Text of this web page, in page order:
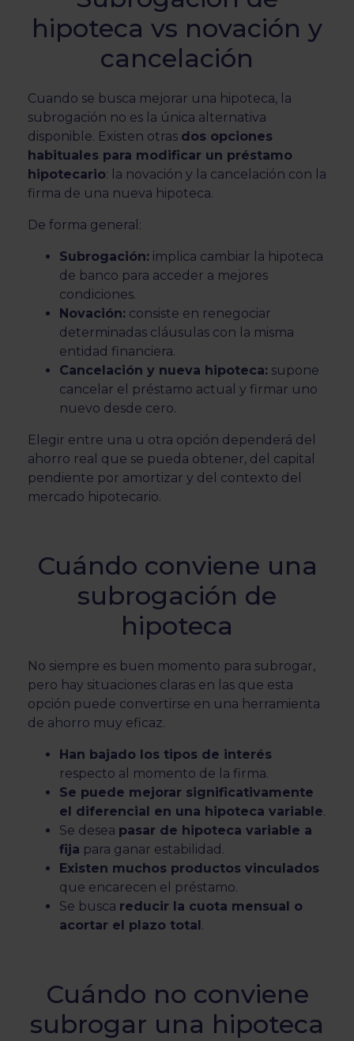
hipoteca vs novación y
cancelación
Cuando se busca mejorar una hipoteca, la
subrogación no es la única alternativa
disponible. Existen otras dos opciones
habituales para modificar un préstamo
hipotecario: la novación y la cancelación con la
firma de una nueva hipoteca.
De forma general:
Subrogación: implica cambiar la hipoteca
de banco para acceder a mejores
condiciones.
Novación: consiste en renegociar
determinadas cláusulas con la misma
entidad financiera.
Cancelación y nueva hipoteca: supone
cancelar el préstamo actual y firmar uno
nuevo desde cero.
Elegir entre una u otra opción dependerá del
ahorro real que se pueda obtener, del capital
pendiente por amortizar y del contexto del
mercado hipotecario.
Cuándo conviene una
subrogación de
hipoteca
No siempre es buen momento para subrogar,
pero hay situaciones claras en las que esta
opción puede convertirse en una herramienta
de ahorro muy eficaz.
Han bajado los tipos de interés
respecto al momento de la firma.
Se puede mejorar significativamente
el diferencial en una hipoteca variable.
Se desea pasar de hipoteca variable a
fija para ganar estabilidad.
Existen muchos productos vinculados
que encarecen el préstamo.
Se busca reducir la cuota mensual o
acortar el plazo total .
Cuándo no conviene
subrogar una hipoteca